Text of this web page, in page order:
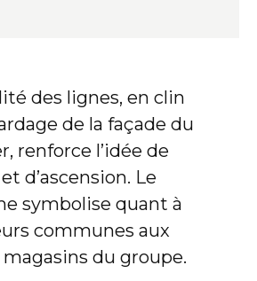
des lignes, en clin
de la façade du
renforce l’idée de
d’ascension. Le
symbolise quant à
communes aux
du groupe.